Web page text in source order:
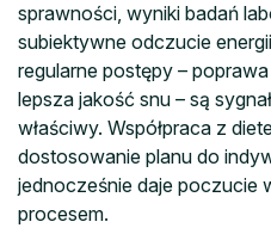
sprawności, wyniki badań
subiektywne odczucie
regularne postępy –
lepsza jakość snu – są
właściwy. Współpraca z
dostosowanie planu do
jednocześnie daje poczucie
procesem.